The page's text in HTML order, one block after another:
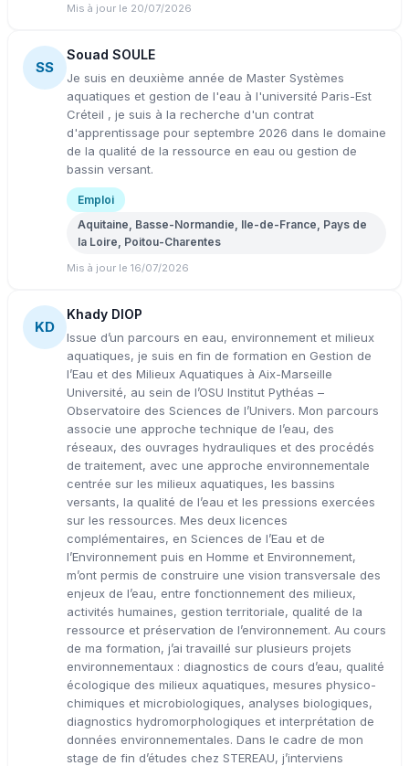
Mis à jour le 20/07/2026
SS
Souad SOULE
Je suis en deuxième année de Master Systèmes
aquatiques et gestion de l'eau à l'université Paris-Est
Créteil , je suis à la recherche d'un contrat
d'apprentissage pour septembre 2026 dans le domaine
de la qualité de la ressource en eau ou gestion de
bassin versant.
Emploi
Aquitaine, Basse-Normandie, Ile-de-France, Pays de
la Loire, Poitou-Charentes
Mis à jour le 16/07/2026
KD
Khady DIOP
Issue d’un parcours en eau, environnement et milieux
aquatiques, je suis en fin de formation en Gestion de
l’Eau et des Milieux Aquatiques à Aix-Marseille
Université, au sein de l’OSU Institut Pythéas –
Observatoire des Sciences de l’Univers. Mon parcours
associe une approche technique de l’eau, des
réseaux, des ouvrages hydrauliques et des procédés
de traitement, avec une approche environnementale
centrée sur les milieux aquatiques, les bassins
versants, la qualité de l’eau et les pressions exercées
sur les ressources. Mes deux licences
complémentaires, en Sciences de l’Eau et de
l’Environnement puis en Homme et Environnement,
m’ont permis de construire une vision transversale des
enjeux de l’eau, entre fonctionnement des milieux,
activités humaines, gestion territoriale, qualité de la
ressource et préservation de l’environnement. Au cours
de ma formation, j’ai travaillé sur plusieurs projets
environnementaux : diagnostics de cours d’eau, qualité
écologique des milieux aquatiques, mesures physico-
chimiques et microbiologiques, analyses biologiques,
diagnostics hydromorphologiques et interprétation de
données environnementales. Dans le cadre de mon
stage de fin d’études chez STEREAU, j’interviens